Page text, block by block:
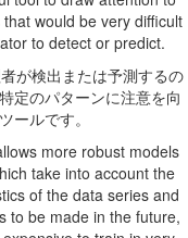
would be very difficult
to detect or predict.
が検出または予測するの
定のパターンに注意を向
ールです。
more robust models
take into account the
of the data series and
to be made in the future,